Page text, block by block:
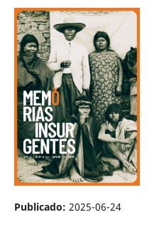
Publicado: 2025-06-24